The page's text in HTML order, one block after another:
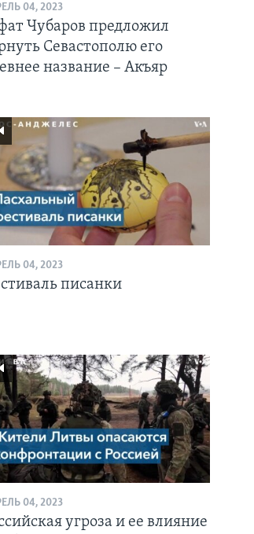
04, 2023
Чубаров предложил
Севастополю его
название – Акъяр
04, 2023
писанки
04, 2023
угроза и ее влияние